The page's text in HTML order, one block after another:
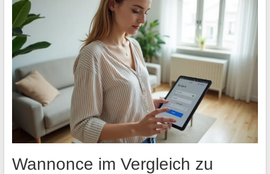
Wannonce im Vergleich zu